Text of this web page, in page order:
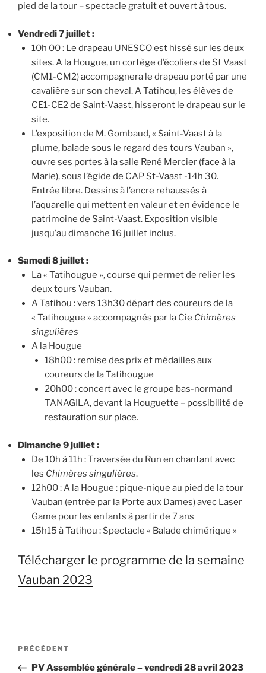
pied de la tour – spectacle gratuit et ouvert à tous.
Vendredi 7 juillet :
10h 00 : Le drapeau UNESCO est hissé sur les deux
sites. A la Hougue, un cortège d’écoliers de St Vaast
(CM1-CM2) accompagnera le drapeau porté par une
cavalière sur son cheval. A Tatihou, les élèves de
CE1-CE2 de Saint-Vaast, hisseront le drapeau sur le
site.
L’exposition de M. Gombaud, « Saint-Vaast à la
plume, balade sous le regard des tours Vauban »,
ouvre ses portes à la salle René Mercier (face à la
Marie), sous l’égide de CAP St-Vaast -14h 30.
Entrée libre. Dessins à l’encre rehaussés à
l’aquarelle qui mettent en valeur et en évidence le
patrimoine de Saint-Vaast. Exposition visible
jusqu’au dimanche 16 juillet inclus.
Samedi 8 juillet :
La « Tatihougue », course qui permet de relier les
deux tours Vauban.
A Tatihou : vers 13h30 départ des coureurs de la
« Tatihougue » accompagnés par la Cie Chimères
singulières
A la Hougue
18h00 : remise des prix et médailles aux
coureurs de la Tatihougue
20h00 : concert avec le groupe bas-normand
TANAGILA, devant la Houguette – possibilité de
restauration sur place.
Dimanche 9 juillet :
De 10h à 11h : Traversée du Run en chantant avec
les Chimères singulières.
12h00 : A la Hougue : pique-nique au pied de la tour
Vauban (entrée par la Porte aux Dames) avec Laser
Game pour les enfants à partir de 7 ans
15h15 à Tatihou : Spectacle « Balade chimérique »
Télécharger le programme de la semaine
Vauban 2023
Navigation
Article
précédent
PRÉCÉDENT
PV Assemblée générale – vendredi 28 avril 2023